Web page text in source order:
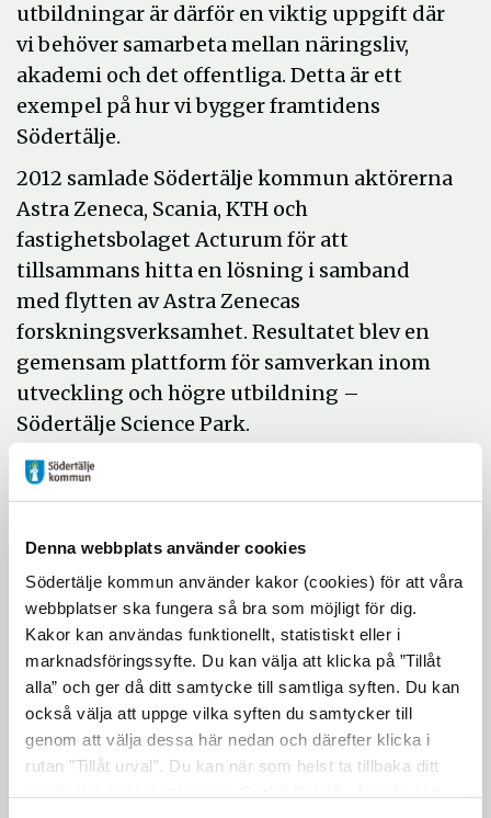
Denna webbplats använder cookies
Södertälje kommun använder kakor (cookies) för att våra
webbplatser ska fungera så bra som möjligt för dig.
Kakor kan användas funktionellt, statistiskt eller i
marknadsföringssyfte. Du kan välja att klicka på ”Tillåt
alla” och ger då ditt samtycke till samtliga syften. Du kan
också välja att uppge vilka syften du samtycker till
genom att välja dessa här nedan och därefter klicka i
rutan ”Tillåt urval”. Du kan när som helst ta tillbaka ditt
utbildningar är därför en viktig uppgift där
vi behöver samarbeta mellan näringsliv,
akademi och det offentliga. Detta är ett
exempel på hur vi bygger framtidens
Södertälje.
2012 samlade Södertälje kommun aktörerna
Astra Zeneca, Scania, KTH och
fastighetsbolaget Acturum för att
tillsammans hitta en lösning i samband
med flytten av Astra Zenecas
forskningsverksamhet. Resultatet blev en
gemensam plattform för samverkan inom
utveckling och högre utbildning –
Södertälje Science Park.
– Vi har åstadkommit mycket på kort tid
tillsammans med näringslivet och KTH,
Framgångsfaktorerna har, internt i
kommunkoncernen, varit det fantastiska
engagemanget från medarbetarna och att
det funnits ett tydligt gemensamt mål att
arbeta mot.
Under tre intensiva dagar arbetar 2500
gymnasieelever och 1000 elever i